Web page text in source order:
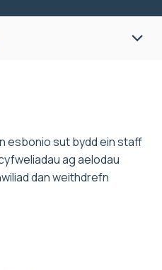
esbonio sut bydd ein staff
ag aelodau
dan weithdrefn